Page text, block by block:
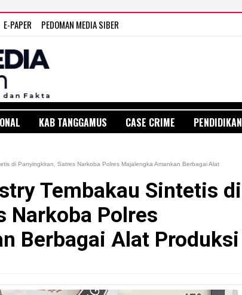
E-PAPER PEDOMAN MEDIA SIBER
KAB TANGGAMUS CASE CRIME PENDIDIKAN
di Panyingkiran, Satres Narkoba Polres Majalengka Amankan Berbagai Alat
Tembakau Sintetis di
Narkoba Polres
Berbagai Alat Produksi